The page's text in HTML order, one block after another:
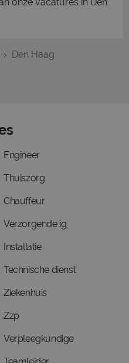
Den Haag
Engineer
Thuiszorg
Chauffeur
Verzorgende ig
Installatie
Technische dienst
Ziekenhuis
Zzp
Verpleegkundige